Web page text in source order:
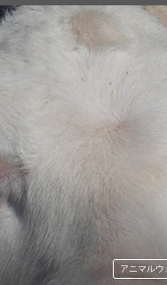
アニマルウ